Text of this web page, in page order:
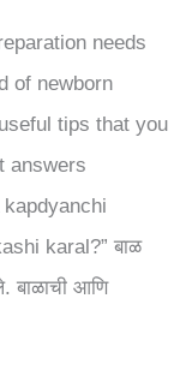
needs
of newborn
tips that you
answers
karal?” बाळ
बाळाची आणि